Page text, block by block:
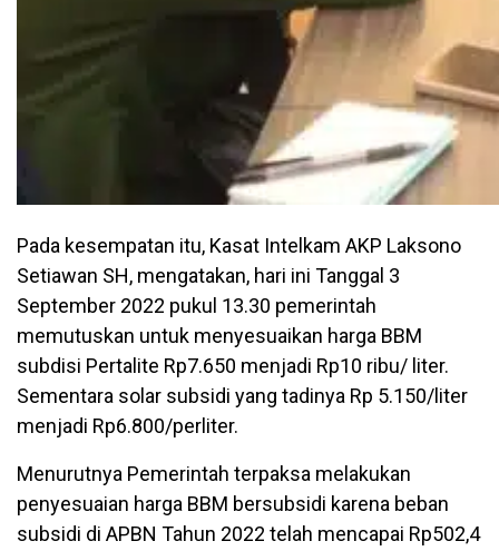
Pada kesempatan itu, Kasat Intelkam AKP Laksono
Setiawan SH, mengatakan, hari ini Tanggal 3
September 2022 pukul 13.30 pemerintah
memutuskan untuk menyesuaikan harga BBM
subdisi Pertalite Rp7.650 menjadi Rp10 ribu/ liter.
Sementara solar subsidi yang tadinya Rp 5.150/liter
menjadi Rp6.800/perliter.
Menurutnya Pemerintah terpaksa melakukan
penyesuaian harga BBM bersubsidi karena beban
subsidi di APBN Tahun 2022 telah mencapai Rp502,4